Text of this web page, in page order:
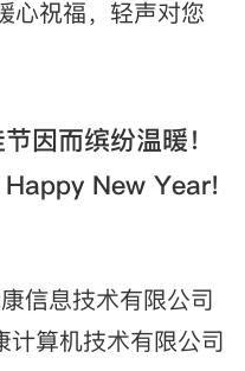
心祝福，轻声对您
因而缤纷温暖！
New Year!
信息技术有限公司
术有限公司